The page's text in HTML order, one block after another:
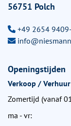
56751 Polch
+49 2654
Openingstijden
Verkoop /
Zomertijd (vanaf
ma - vr: